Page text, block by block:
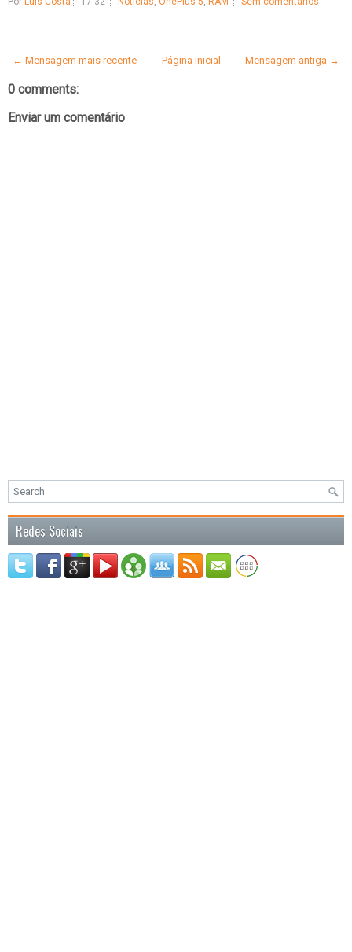
← Mensagem mais recente Mensagem antiga →
Página inicial
0 comments:
Enviar um comentário
Redes Sociais